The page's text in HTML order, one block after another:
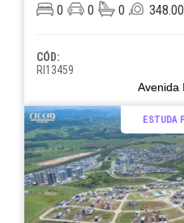
0 0 0
CÓD:
RI13459
Avenida
ESTUDA